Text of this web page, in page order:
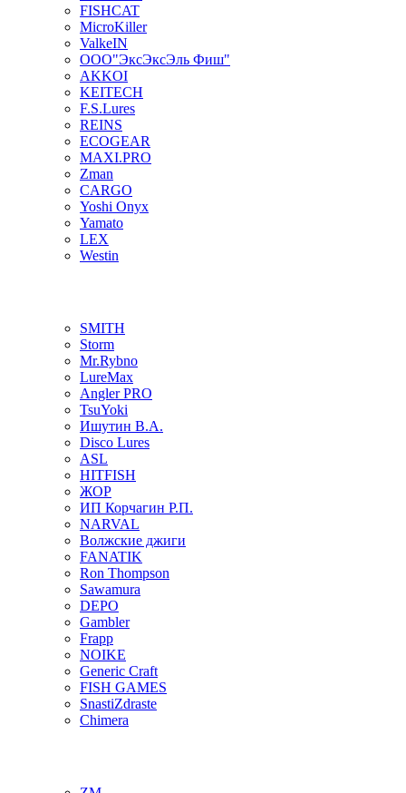
FISHCAT
MicroKiller
ValkeIN
ООО"ЭксЭксЭль Фиш"
AKKOI
KEITECH
F.S.Lures
REINS
ECOGEAR
MAXI.PRO
Zman
CARGO
Yoshi Onyx
Yamato
LEX
Westin
SMITH
Storm
Mr.Rybno
LureMax
Angler PRO
TsuYoki
Ишутин В.А.
Disco Lures
ASL
HITFISH
ЖОР
ИП Корчагин Р.П.
NARVAL
Волжские джиги
FANATIK
Ron Thompson
Sawamura
DEPO
Gambler
Frapp
NOIKE
Generic Craft
FISH GAMES
SnastiZdraste
Chimera